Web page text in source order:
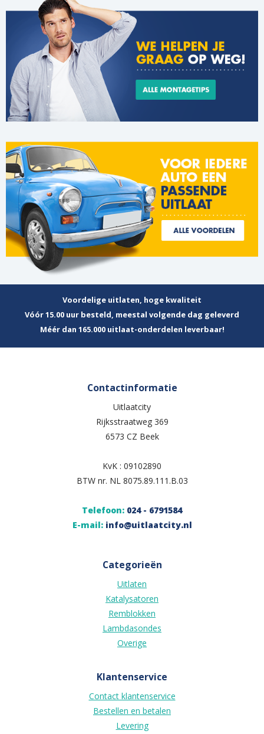
Voordelige uitlaten, hoge kwaliteit
Vóór 15.00 uur besteld, meestal volgende dag geleverd
Méér dan 165.000 uitlaat-onderdelen leverbaar!
Contactinformatie
Uitlaatcity
Rijksstraatweg 369
6573 CZ Beek
KvK : 09102890
BTW nr. NL 8075.89.111.B.03
Telefoon: 024 - 6791584
E-mail: info@uitlaatcity.nl
Categorieën
Uitlaten
Katalysatoren
Remblokken
Lambdasondes
Overige
Klantenservice
Contact klantenservice
Bestellen en betalen
Levering